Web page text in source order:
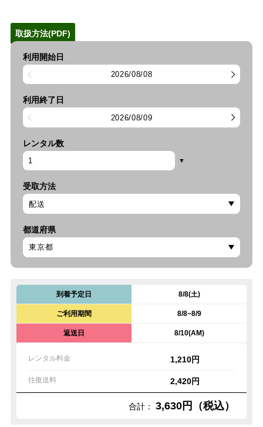
取扱方法(PDF)
利用開始日
2026/08/08
利用終了日
2026/08/09
レンタル数
受取方法
都道府県
到着予定日 8/8(土)
ご利用期間 8/8~8/9
返送日 8/10(AM)
レンタル料金 1,210円
往復送料 2,420円
合計： 3,630円（税込）